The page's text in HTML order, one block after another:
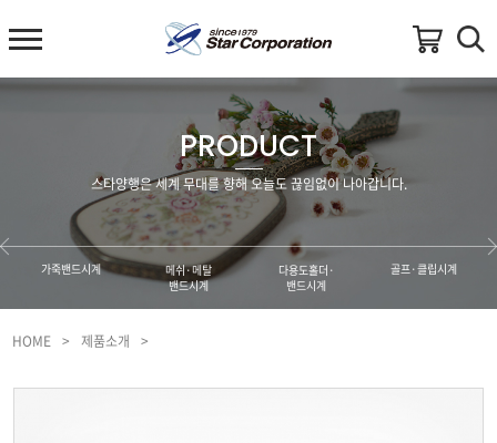
PRODUCT
스타양행은 세계 무대를 향해 오늘도 끊임없이 나아갑니다.
가죽밴드시계
메쉬·메탈
밴드시계
다용도홀더·
밴드시계
골프·클립시계
HOME > 제품소개 >